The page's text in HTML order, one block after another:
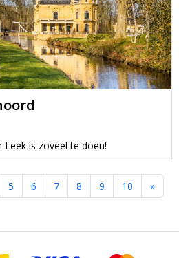
is zoveel te doen!
5 6 7 8 9 10 »